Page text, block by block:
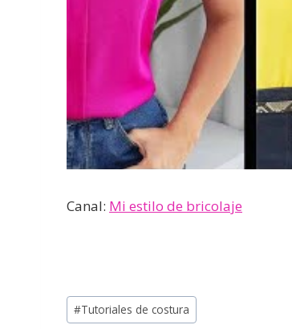
Canal: Mi estilo de bricolaje
#Tutoriales de costura